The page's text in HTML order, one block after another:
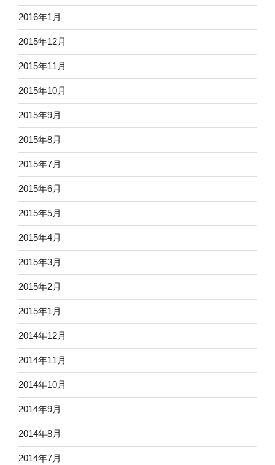
2016年1月
2015年12月
2015年11月
2015年10月
2015年9月
2015年8月
2015年7月
2015年6月
2015年5月
2015年4月
2015年3月
2015年2月
2015年1月
2014年12月
2014年11月
2014年10月
2014年9月
2014年8月
2014年7月